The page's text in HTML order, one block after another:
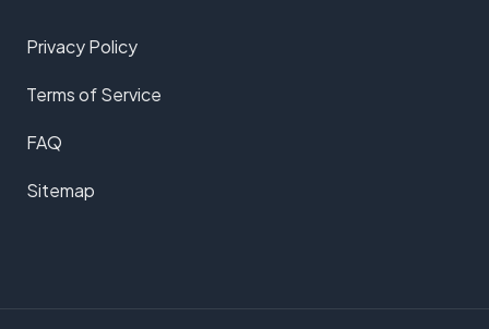
Privacy Policy
Terms of Service
FAQ
Sitemap